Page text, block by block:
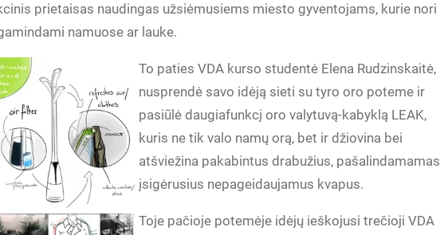
prietaisas naudingas užsiėmusiems miesto gyventojams, kurie nori
namuose ar lauke.
To paties VDA kurso studentė Elena Rudzinskaitė,
nusprendė savo idėją sieti su tyro oro poteme ir
pasiūlė daugiafunkcį oro valytuvą-kabyklą LEAK,
kuris ne tik valo namų orą, bet ir džiovina bei
atšviežina pakabintus drabužius, pašalindamamas
įsigėrusius nepageidaujamus kvapus.
Toje pačioje potemėje idėjų ieškojusi trečioji VDA